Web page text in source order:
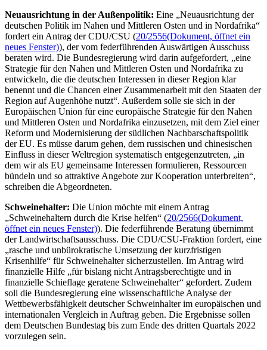
Neuausrichtung in der Außenpolitik: Eine „Neuausrichtung der
deutschen Politik im Nahen und Mittleren Osten und in Nordafrika“
fordert ein Antrag der CDU/CSU (20/2556(Dokument, öffnet ein
neues Fenster)), der vom federführenden Auswärtigen Ausschuss
beraten wird. Die Bundesregierung wird darin aufgefordert, „eine
Strategie für den Nahen und Mittleren Osten und Nordafrika zu
entwickeln, die die deutschen Interessen in dieser Region klar
benennt und die Chancen einer Zusammenarbeit mit den Staaten der
Region auf Augenhöhe nutzt“. Außerdem solle sie sich in der
Europäischen Union für eine europäische Strategie für den Nahen
und Mittleren Osten und Nordafrika einzusetzen, mit dem Ziel einer
Reform und Modernisierung der südlichen Nachbarschaftspolitik
der EU. Es müsse darum gehen, dem russischen und chinesischen
Einfluss in dieser Weltregion systematisch entgegenzutreten, „in
dem wir als EU gemeinsame Interessen formulieren, Ressourcen
bündeln und so attraktive Angebote zur Kooperation unterbreiten“,
schreiben die Abgeordneten.
Schweinehalter: Die Union möchte mit einem Antrag
„Schweinehaltern durch die Krise helfen“ (20/2566(Dokument,
öffnet ein neues Fenster)). Die federführende Beratung übernimmt
der Landwirtschaftsausschuss. Die CDU/CSU-Fraktion fordert, eine
„rasche und unbürokratische Umsetzung der kurzfristigen
Krisenhilfe“ für Schweinehalter sicherzustellen. Im Antrag wird
finanzielle Hilfe „für bislang nicht Antragsberechtigte und in
finanzielle Schieflage geratene Schweinehalter“ gefordert. Zudem
soll die Bundesregierung eine wissenschaftliche Analyse der
Wettbewerbsfähigkeit deutscher Schweinhalter im europäischen und
internationalen Vergleich in Auftrag geben. Die Ergebnisse sollen
dem Deutschen Bundestag bis zum Ende des dritten Quartals 2022
vorzulegen sein.